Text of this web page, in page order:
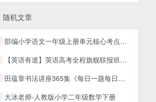
随机文章
部编小学语文一年级上册单元核心考点清单PDF 百度网盘下载
【英语有道】英语高考全程旗舰联报班名师讲座
田蕴章书法讲座365集《每日一题每日一字》全集书法教程视频
大冰老师-人教版小学二年级数学下册